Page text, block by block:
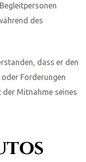
des
dass er den
Forderungen
Mitnahme seines